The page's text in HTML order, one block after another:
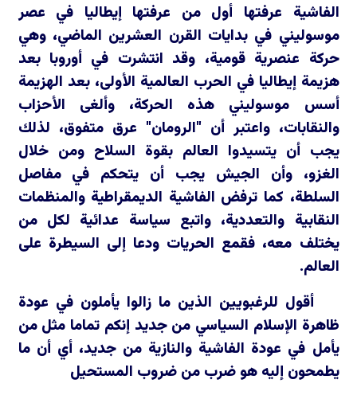
الفاشية عرفتها أول من عرفتها إيطاليا في عصر
موسوليني في بدايات القرن العشرين الماضي، وهي
حركة عنصرية قومية، وقد انتشرت في أوروبا بعد
هزيمة إيطاليا في الحرب العالمية الأولى، بعد الهزيمة
أسس موسوليني هذه الحركة، وألغى الأحزاب
والنقابات، واعتبر أن "الرومان" عرق متفوق، لذلك
يجب أن يتسيدوا العالم بقوة السلاح ومن خلال
الغزو، وأن الجيش يجب أن يتحكم في مفاصل
السلطة، كما ترفض الفاشية الديمقراطية والمنظمات
النقابية والتعددية، واتبع سياسة عدائية لكل من
يختلف معه، فقمع الحريات ودعا إلى السيطرة على
العالم.
أقول للرغبويين الذين ما زالوا يأملون في عودة
ظاهرة الإسلام السياسي من جديد إنكم تماما مثل من
يأمل في عودة الفاشية والنازية من جديد، أي أن ما
يطمحون إليه هو ضرب من ضروب المستحيل